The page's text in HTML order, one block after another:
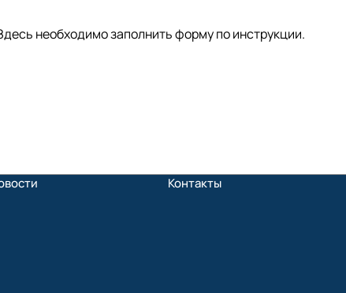
необходимо заполнить форму по инструкции.
Контакты